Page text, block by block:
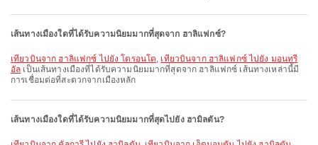
เส้นทางเมืองใดที่ได้รับความนิยมมากที่สุดจาก ฮาลิแฟกซ์?
เที่ยวบินจาก ฮาลิแฟกซ์ ไปยัง โตรอนโต, เที่ยวบินจาก ฮาลิแฟกซ์ ไปยัง มอนทรี
อัล เป็นเส้นทางเมืองที่ได้รับความนิยมมากที่สุดจาก ฮาลิแฟกซ์ เส้นทางเหล่านี้มี
การเชื่อมต่อที่สะดวกจากเมืองหลัก
เส้นทางเมืองใดที่ได้รับความนิยมมากที่สุดไปยัง ฮามิลตัน?